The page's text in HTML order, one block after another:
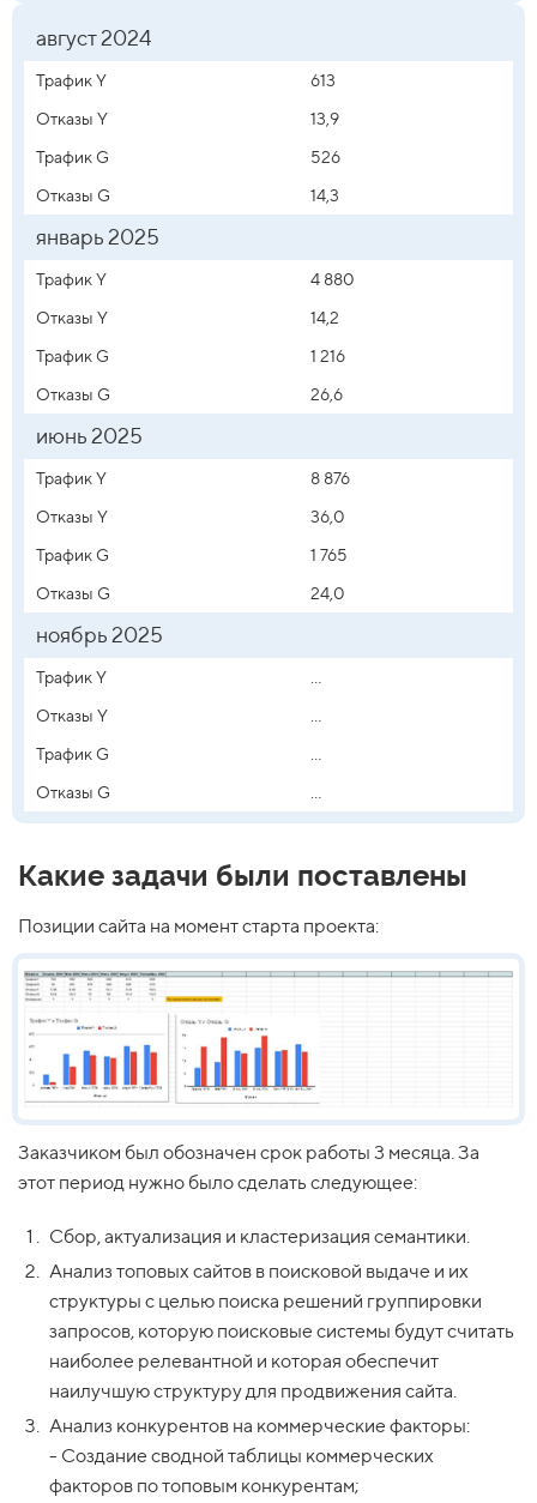
август 2024
Трафик Y
613
Отказы Y
13,9
Трафик G
526
Отказы G
14,3
январь 2025
Трафик Y
4 880
Отказы Y
14,2
Трафик G
1 216
Отказы G
26,6
июнь 2025
Трафик Y
8 876
Отказы Y
36,0
Трафик G
1 765
Отказы G
24,0
ноябрь 2025
Трафик Y
Отказы Y
Трафик G
Отказы G
Какие задачи были поставлены
Позиции сайта на момент старта проекта:
Заказчиком был обозначен срок работы 3 месяца. За
этот период нужно было сделать следующее:
Сбор, актуализация и кластеризация семантики.
Анализ топовых сайтов в поисковой выдаче и их
структуры с целью поиска решений группировки
запросов, которую поисковые системы будут считать
наиболее релевантной и которая обеспечит
наилучшую структуру для продвижения сайта.
Анализ конкурентов на коммерческие факторы:
- Создание сводной таблицы коммерческих
факторов по топовым конкурентам;